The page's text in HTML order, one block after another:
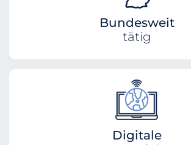
Bundesweit
tätig
Digitale